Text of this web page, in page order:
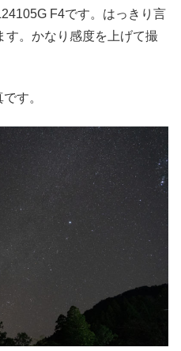
F4です。はっきり言
す。かなり感度を上げて撮
す。